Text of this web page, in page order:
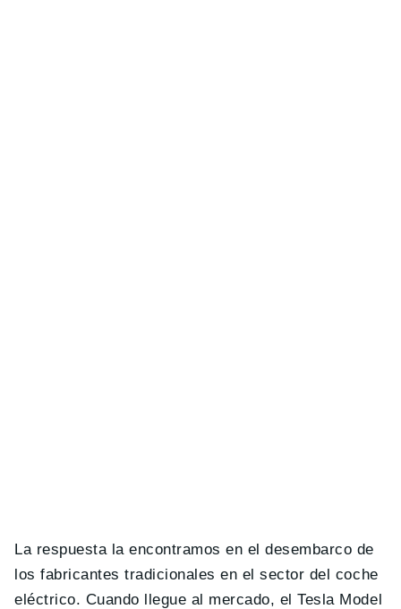
La respuesta la encontramos en el desembarco de
los fabricantes tradicionales en el sector del coche
eléctrico. Cuando llegue al mercado, el Tesla Model